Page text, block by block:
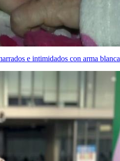
e intimidados con arma blanca